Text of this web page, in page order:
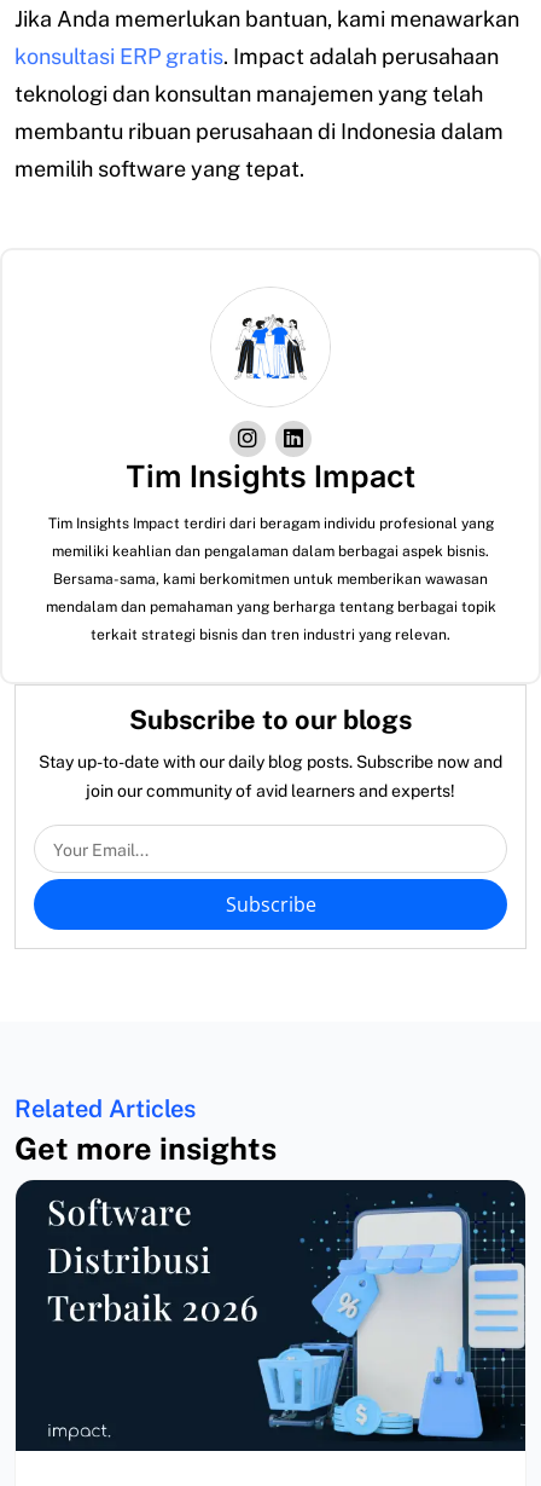
Jika Anda memerlukan bantuan, kami menawarkan
konsultasi ERP gratis. Impact adalah perusahaan
teknologi dan konsultan manajemen yang telah
membantu ribuan perusahaan di Indonesia dalam
memilih software yang tepat.
Tim Insights Impact
Tim Insights Impact terdiri dari beragam individu profesional yang
memiliki keahlian dan pengalaman dalam berbagai aspek bisnis.
Bersama-sama, kami berkomitmen untuk memberikan wawasan
mendalam dan pemahaman yang berharga tentang berbagai topik
terkait strategi bisnis dan tren industri yang relevan.
Subscribe to our blogs
Stay up-to-date with our daily blog posts. Subscribe now and
join our community of avid learners and experts!
Subscribe
Related Articles
Get more insights